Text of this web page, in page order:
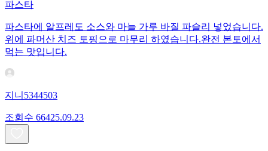
파스타
파스타에 알프레도 소스와 마늘 가루 바질 파슬리 넣었습니다.
위에 파머산 치즈 토핑으로 마무리 하였습니다.완전 본토에서
먹는 맛입니다.
지니5344503
조회수 66425.09.23